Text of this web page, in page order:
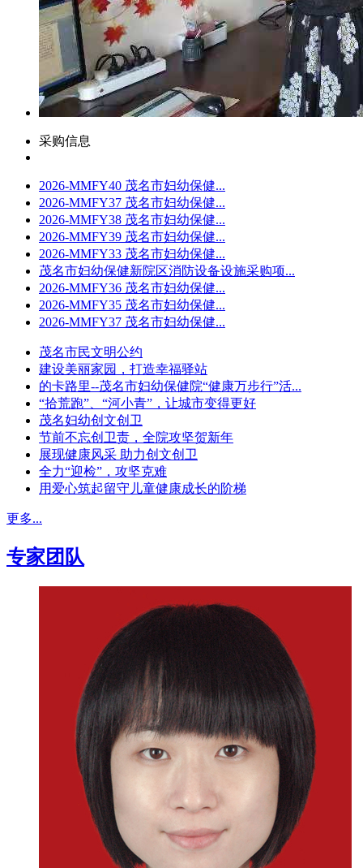
采购信息
2026-MMFY40 茂名市妇幼保健...
2026-MMFY37 茂名市妇幼保健...
2026-MMFY38 茂名市妇幼保健...
2026-MMFY39 茂名市妇幼保健...
2026-MMFY33 茂名市妇幼保健...
茂名市妇幼保健新院区消防设备设施采购项...
2026-MMFY36 茂名市妇幼保健...
2026-MMFY35 茂名市妇幼保健...
2026-MMFY37 茂名市妇幼保健...
茂名市民文明公约
建设美丽家园，打造幸福驿站
的卡路里--茂名市妇幼保健院“健康万步行”活...
“拾荒跑”、“河小青”，让城市变得更好
茂名妇幼创文创卫
节前不忘创卫责，全院攻坚贺新年
展现健康风采 助力创文创卫
全力“迎检”，攻坚克难
用爱心筑起留守儿童健康成长的阶梯
更多...
专家团队